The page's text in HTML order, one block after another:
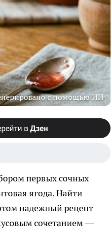
с помощью ИИ
первых сочных
ягода. Найти
надежный рецепт
сочетанием —